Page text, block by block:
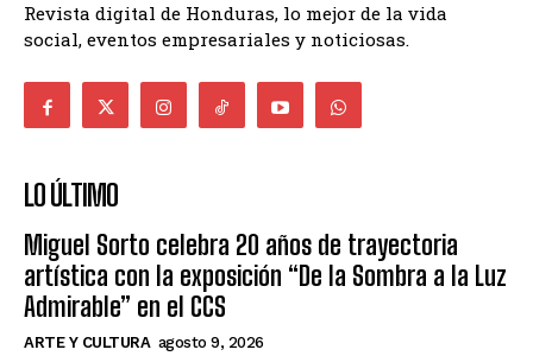
Revista digital de Honduras, lo mejor de la vida
social, eventos empresariales y noticiosas.
LO ÚLTIMO
Miguel Sorto celebra 20 años de trayectoria
artística con la exposición “De la Sombra a la Luz
Admirable” en el CCS
ARTE Y CULTURA agosto 9, 2026